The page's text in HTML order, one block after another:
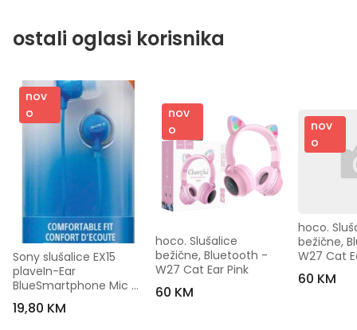
ostali oglasi korisnika
nov
o
Sony slušalice EX15
plaveIn-Ear
BlueSmartphone Mic
and Control
19,80 KM
nov
o
hoco. Slušalice
bežične, Bluetooth -
W27 Cat Ear Pink
60 KM
nov
o
hoco.
bežične,
W27 Cat
60 KM